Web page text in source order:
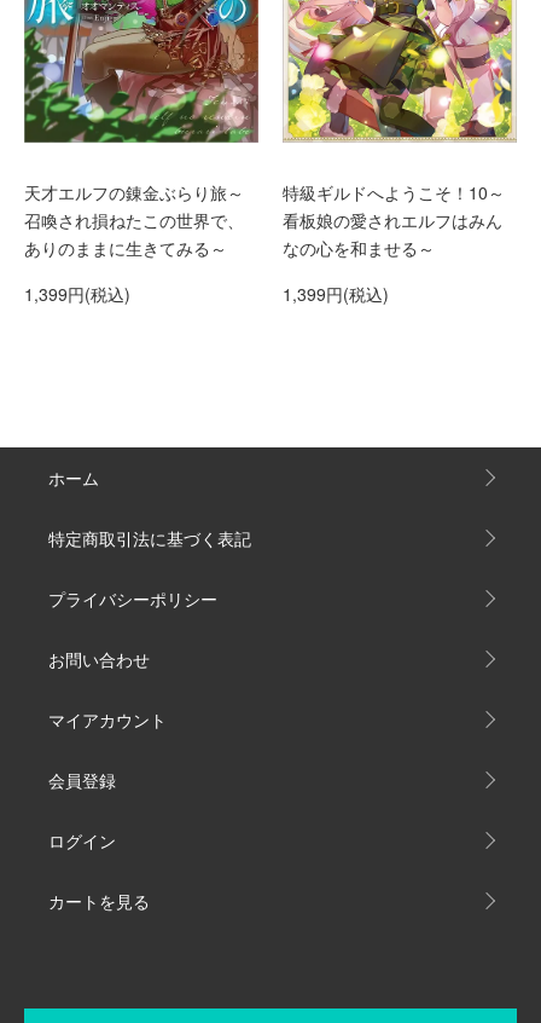
天才エルフの錬金ぶらり旅～
召喚され損ねたこの世界で、
ありのままに生きてみる～
1,399円(税込)
特級ギルドへようこそ！10～
看板娘の愛されエルフはみん
なの心を和ませる～
1,399円(税込)
ホーム
特定商取引法に基づく表記
プライバシーポリシー
お問い合わせ
マイアカウント
会員登録
ログイン
カートを見る